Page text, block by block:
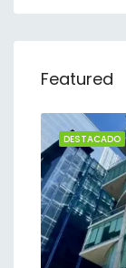
Featured
DESTACADO